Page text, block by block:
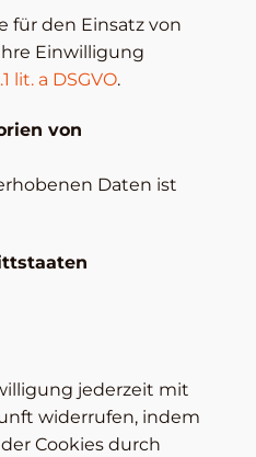
für den Einsatz von
Einwilligung
lit. a DSGVO.
von
Daten ist
jederzeit mit
widerrufen, indem
Cookies durch